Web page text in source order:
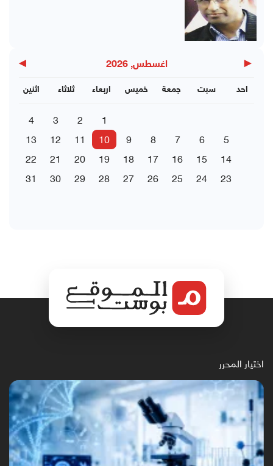
◀ اغسطس, 2026 ▶
اثنين ثلاثاء اربعاء خميس جمعة سبت احد
1
2
3
4
5
6
7
8
9
10
11
12
13
14
15
16
17
18
19
20
21
22
23
24
25
26
27
28
29
30
31
اختيار المحرر